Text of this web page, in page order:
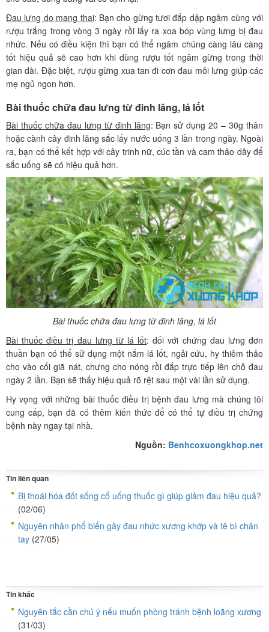
Đau lưng do mang thai: Bạn cho gừng tươi đắp dập ngâm cùng với
rượu trắng trong vòng 3 ngày rồi lấy ra xoa bóp vùng lưng bị đau
nhức. Nếu có điều kiện thì bạn có thể ngâm chúng càng lâu càng
tốt hiệu quả sẽ cao hơn khi dùng rượu tốt ngâm gừng trong thời
gian dài. Đặc biệt, rượu gừng xua tan đi cơn đau mỏi lưng giúp các
mẹ ngủ ngon hơn.
Bài thuốc chữa đau lưng từ đinh lăng, lá lốt
Bài thuốc chữa đau lưng từ đinh lăng: Bạn sử dụng 20 – 30g thân
hoặc cành cây đinh lăng sắc lấy nước uống 3 lần trong ngày. Ngoài
ra, bạn có thể kết hợp với cây trinh nữ, cúc tần và cam thảo dây để
sắc uống sẽ có hiệu quả hơn.
Bài thuốc chữa đau lưng từ đinh lăng, lá lốt
Bài thuốc điều trị đau lưng từ lá lốt: đối với chứng đau lưng đơn
thuần bạn có thể sử dụng một nắm lá lốt, ngải cứu, hy thiêm thảo
cho vào cối giã nát, chưng cho nóng rồi đắp trực tiếp lên chỗ đau
ngày 2 lần. Bạn sẽ thấy hiệu quả rõ rệt sau một vài lần sử dụng.
Hy vọng với những bài thuốc điều trị bệnh đau lưng mà chúng tôi
cung cấp, bạn đã có thêm kiến thức để có thể tự điều trị chứng
bệnh này ngay tại nhà.
Nguồn: Benhcoxuongkhop.net
Tin liên quan
Bị thoái hóa đốt sống cổ uống thuốc gì giúp giảm đau hiệu quả?
(02/06)
Nguyên nhân phổ biến gây đau nhức xương khớp và tê bì chân
tay (27/05)
Tin khác
Nguyên tắc cần chú ý nếu muốn phòng tránh bệnh loãng xương
(31/03)